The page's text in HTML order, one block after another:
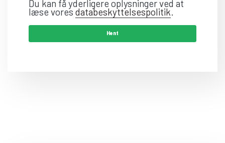
Du kan få yderligere oplysninger ved at
læse vores databeskyttelsespolitik.